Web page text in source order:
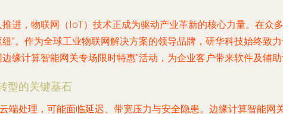
进，物联网（IoT）技术正成为驱动产业革新的核心力量。在众
”。作为全球工业物联网解决方案的领导品牌，研华科技始终致
缘计算智能网关专场限时特惠”活动，为企业客户带来软件及辅
型的关键基石
端处理，可能面临延迟、带宽压力与安全隐患。边缘计算智能